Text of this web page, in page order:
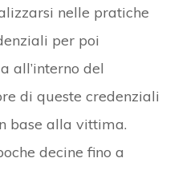
nelle pratiche
per poi
all’interno del
di queste credenziali
base alla vittima.
decine fino a